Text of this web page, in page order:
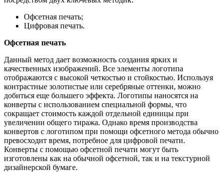
Офсетная печать;
Цифровая печать.
Офсетная печать
Данный метод дает возможность создания ярких и
качественных изображений. Все элементы логотипа
отображаются с высокой четкостью и стойкостью. Используя
контрастные золотистые или серебряные оттенки, можно
добиться еще большего эффекта. Логотипы наносятся на
конверты с использованием специальной формы, что
сокращает стоимость каждой отдельной единицы при
увеличении общего тиража. Однако время производства
конвертов с логотипом при помощи офсетного метода обычно
превосходит время, потребное для цифровой печати.
Конверты с помощью офсетной печати могут быть
изготовлены как на обычной офсетной, так и на текстурной
дизайнерской бумаге.